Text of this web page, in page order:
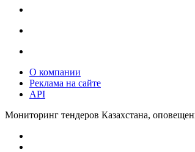
О компании
Реклама на сайте
API
Мониторинг тендеров Казахстана,